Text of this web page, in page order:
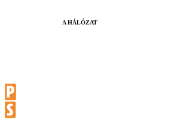
A HÁLÓZAT